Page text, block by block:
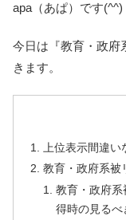
apa（あぱ）です(^^)
今日は『教育・政府
きます。
上位表示間違い
教育・政府系被
教育・政府系
得時の見るべ